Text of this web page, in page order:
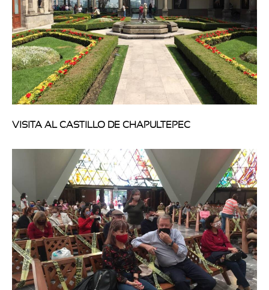
VISITA AL CASTILLO DE CHAPULTEPEC